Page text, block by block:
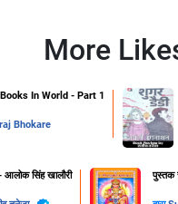
More
In World - Part 1
Bhokare
आलोक सिंह खालौरी पुस्तक